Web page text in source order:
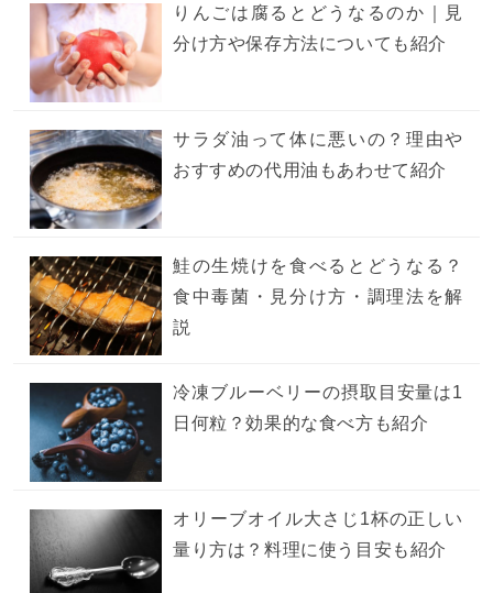
りんごは腐るとどうなるのか｜見
分け方や保存方法についても紹介
サラダ油って体に悪いの？理由や
おすすめの代用油もあわせて紹介
鮭の生焼けを食べるとどうなる？
食中毒菌・見分け方・調理法を解
説
冷凍ブルーベリーの摂取目安量は1
日何粒？効果的な食べ方も紹介
オリーブオイル大さじ1杯の正しい
量り方は？料理に使う目安も紹介